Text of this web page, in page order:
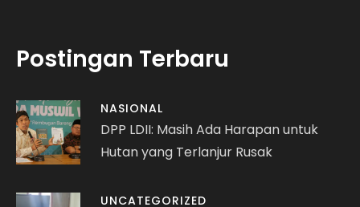
Postingan Terbaru
NASIONAL
DPP LDII: Masih Ada Harapan untuk
Hutan yang Terlanjur Rusak
UNCATEGORIZED